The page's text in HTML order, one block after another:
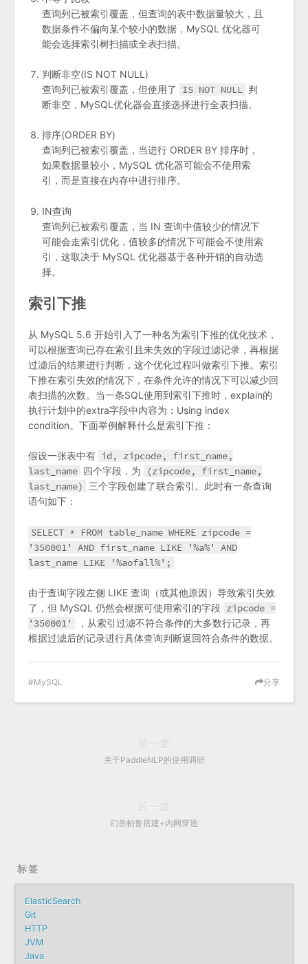
查询列已被索引覆盖，但查询的表中数据量较大，且
数据条件不偏向某个较小的数据，MySQL 优化器可
能会选择索引树扫描或全表扫描。
判断非空(IS NOT NULL)
查询列已被索引覆盖，但使用了
IS NOT NULL 判
断非空，MySQL优化器会直接选择进行全表扫描。
排序(ORDER BY)
查询列已被索引覆盖，当进行 ORDER BY 排序时，
如果数据量较小，MySQL 优化器可能会不使用索
引，而是直接在内存中进行排序。
IN查询
查询列已被索引覆盖，当 IN 查询中值较少的情况下
可能会走索引优化，值较多的情况下可能会不使用索
引，这取决于 MySQL 优化器基于各种开销的自动选
择。
索引下推
从 MySQL 5.6 开始引入了一种名为索引下推的优化技术，
可以根据查询已存在索引且未失效的字段过滤记录，再根据
过滤后的结果进行判断，这个优化过程叫做索引下推。索引
下推在索引失效的情况下，在条件允许的情况下可以减少回
表扫描的次数。当一条SQL使用到索引下推时，explain的
执行计划中的extra字段中内容为：Using index
condition。下面举例解释什么是索引下推：
假设一张表中有 id, zipcode, first_name,
last_name 四个字段，为
(zipcode, first_name,
last_name) 三个字段创建了联合索引。此时有一条查询
语句如下：
SELECT * FROM table_name WHERE zipcode =
'350001' AND first_name LIKE '%a%' AND
last_name LIKE '%aofall%';
由于查询字段左侧 LIKE 查询（或其他原因）导致索引失效
了，但 MySQL 仍然会根据可使用索引的字段 zipcode =
'350001'
，从索引过滤不符合条件的大多数行记录，再
根据过滤后的记录进行具体查询判断返回符合条件的数据。
分享
MySQL
前一篇
关于PaddleNLP的使用调研
后一篇
幻兽帕鲁搭建+内网穿透
标签
ElasticSearch
Git
HTTP
JVM
Java